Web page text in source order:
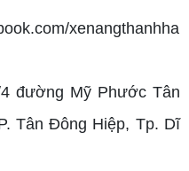
xenangthanhha
đường Mỹ Phước Tân
Tân Đông Hiệp, Tp. Dĩ